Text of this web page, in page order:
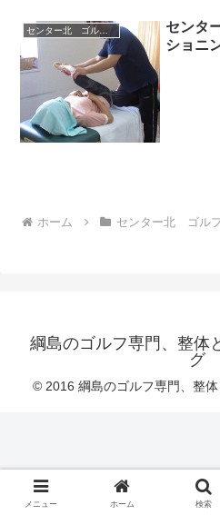
センター北 ゴルフコンディショニング
センタ
ショニ
ホーム センター北 ゴル
綱島のゴルフ専門、整体
グ
© 2016 綱島のゴルフ専門、整
メニュー ホーム 検索